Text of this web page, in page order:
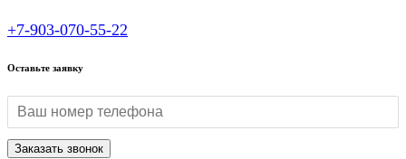
+7-903-070-55-22
Оставьте заявку